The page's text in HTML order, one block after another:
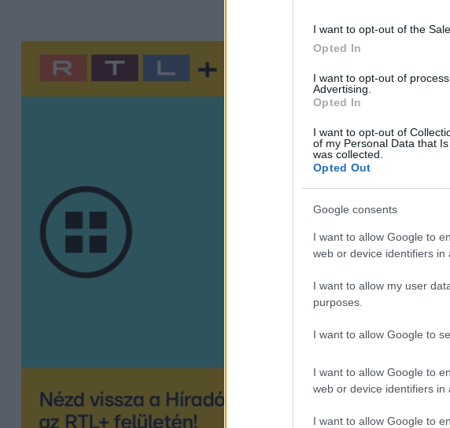
I want to opt-out of the
Opted In
I want to opt-out of
Advertising.
Opted In
I want to opt-out of
of my Personal Data that
was collected.
Opted Out
Google consents
I want to allow Google to
web or device identifiers in
I want to allow my user
purposes.
I want to allow Google to
I want to allow Google to
web or device identifiers in
I want to allow Google to